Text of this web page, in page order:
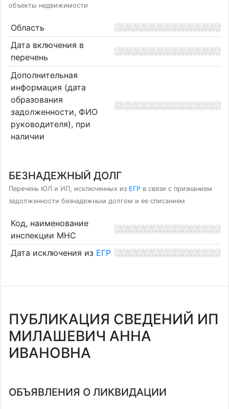
объекты недвижимости
Область
Дата включения в
перечень
Дополнительная
информация (дата
образования
задолженности, ФИО
руководителя), при
наличии
БЕЗНАДЕЖНЫЙ ДОЛГ
Перечень ЮЛ и ИП, исключенных из ЕГР в связи с признанием
задолженности безнадежным долгом и ее списанием
Код, наименование
инспекции МНС
Дата исключения из ЕГР
ПУБЛИКАЦИЯ СВЕДЕНИЙ ИП
МИЛАШЕВИЧ АННА
ИВАНОВНА
ОБЪЯВЛЕНИЯ О ЛИКВИДАЦИИ